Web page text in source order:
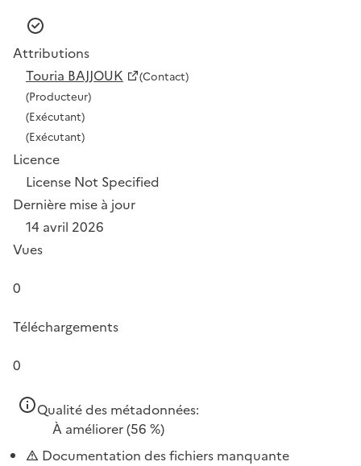
Attributions
Touria BAJJOUK
(Contact)
(Producteur)
(Exécutant)
(Exécutant)
Licence
License Not Specified
Dernière mise à jour
14 avril 2026
Vues
0
Téléchargements
0
Qualité des métadonnées:
À améliorer(56 %)
Documentation des fichiers manquante